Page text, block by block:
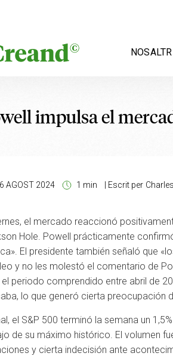
impulsa el
AGOST 2024 1 min Escrit per
el mercado reaccionó
Hole. Powell prácticamente
El presidente también señaló que
y no les molestó el comentario de
el periodo comprendido entre abril de
lo que generó cierta preocupación
el S&P 500 terminó la semana un
de su máximo histórico. El volumen
y cierta indecisión ante